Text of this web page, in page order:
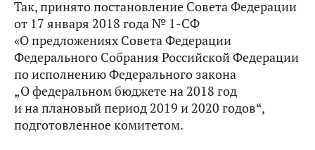
Так, принято постановление Совета Федерации
от 17 января 2018 года № 1-СФ
«О предложениях Совета Федерации
Федерального Собрания Российской Федерации
по исполнению Федерального закона
„О федеральном бюджете на 2018 год
и на плановый период 2019 и 2020 годов“,
подготовленное комитетом.